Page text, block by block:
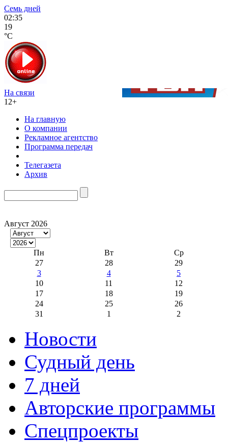
Семь дней
02:35
19
°C
На связи
12+
На главную
О компании
Рекламное агентство
Программа передач
Телегазета
Архив
Август 2026
Пн Вт
Ср
27
28
29
3
4
5
10
11
12
17
18
19
24
25
26
31
1 2
Новости
Судный день
7 дней
Авторские программы
Спецпроекты